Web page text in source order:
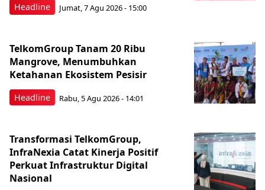
Headline Jumat, 7 Agu 2026 - 15:00
Headline
TelkomGroup Tanam 20 Ribu
Mangrove, Menumbuhkan
Ketahanan Ekosistem Pesisir
Rabu, 5 Agu 2026 - 14:01
Transformasi TelkomGroup,
InfraNexia Catat Kinerja Positif
Perkuat Infrastruktur Digital
Nasional